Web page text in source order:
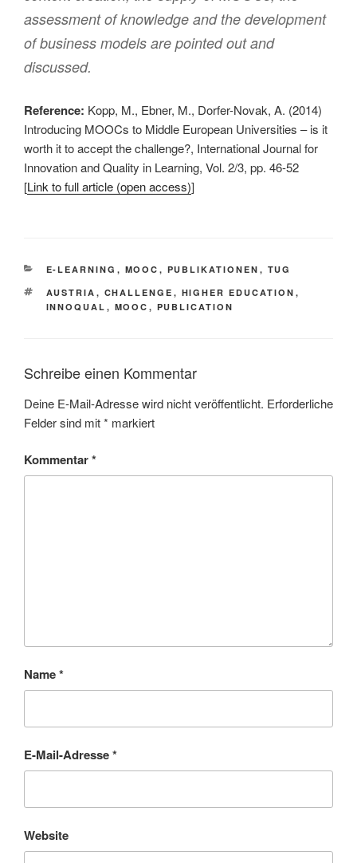
assessment of knowledge and the development
of business models are pointed out and
discussed.
Reference: Kopp, M., Ebner, M., Dorfer-Novak, A. (2014)
Introducing MOOCs to Middle European Universities – is it
worth it to accept the challenge?, International Journal for
Innovation and Quality in Learning, Vol. 2/3, pp. 46-52
[Link to full article (open access)]
KATEGORIEN
E-LEARNING , MOOC , PUBLIKATIONEN , TUG
SCHLAGWÖRTER
AUSTRIA , CHALLENGE , HIGHER EDUCATION ,
INNOQUAL , MOOC , PUBLICATION
Schreibe einen Kommentar
Deine E-Mail-Adresse wird nicht veröffentlicht. Erforderliche
Felder sind mit* markiert
Kommentar*
Name*
E-Mail-Adresse*
Website